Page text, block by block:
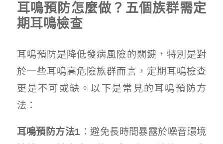
耳鳴預防怎麼做？五個族群需定
期耳鳴檢查
耳鳴預防是降低發病風險的關鍵，特別是對
於一些耳鳴高危險族群而言，定期耳鳴檢查
更是不可或缺。以下是常見的耳鳴預防方
法：
耳鳴預防方法1 ：避免長時間暴露於噪音環境